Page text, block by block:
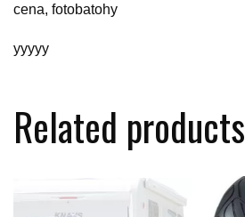
cena, fotobatohy
yyyyy
Related products